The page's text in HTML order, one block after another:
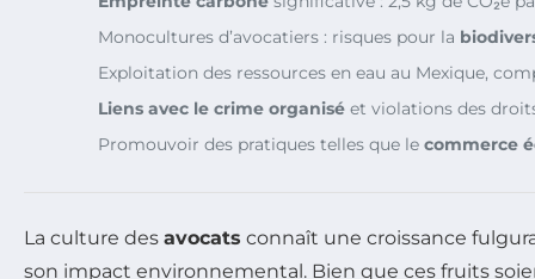
Monocultures d’avocatiers : risques pour la
Exploitation des ressources en eau au Mexique,
Liens avec le crime organisé et violations des
Promouvoir des pratiques telles que le commerce
La culture des avocats connaît une croissance
son impact environnemental. Bien que ces fruits